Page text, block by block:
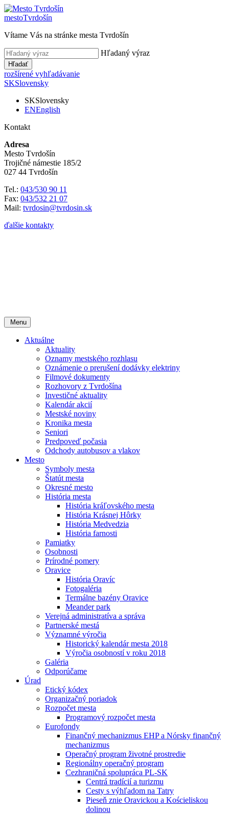
mestoTvrdošín
Vítame Vás na stránke mesta Tvrdošín
Hľadaný výraz
Hľadať
rozšírené vyhľadávanie
SKSlovensky
SKSlovensky
ENEnglish
Kontakt
Adresa
Mesto Tvrdošín
Trojičné námestie 185/2
027 44 Tvrdošín
Tel.: 043/530 90 11
Fax: 043/532 21 07
Mail: tvrdosin@tvrdosin.sk
ďalšie kontakty
Menu
Aktuálne
Aktuality
Oznamy mestského rozhlasu
Oznámenie o prerušení dodávky elektriny
Filmové dokumenty
Rozhovory z Tvrdošína
Investičné aktuality
Kalendár akcií
Mestské noviny
Kronika mesta
Seniori
Predpoveď počasia
Odchody autobusov a vlakov
Mesto
Symboly mesta
Štatút mesta
Okresné mesto
História mesta
História kráľovského mesta
História Krásnej Hôrky
História Medvedzia
História farnosti
Pamiatky
Osobnosti
Prírodné pomery
Oravice
História Oravíc
Fotogaléria
Termálne bazény Oravice
Meander park
Verejná administratíva a správa
Partnerské mestá
Významné výročia
Historický kalendár mesta 2018
Výročia osobností v roku 2018
Galéria
Odporúčame
Úrad
Etický kódex
Organizačný poriadok
Rozpočet mesta
Programový rozpočet mesta
Eurofondy
Finančný mechanizmus EHP a Nórsky finančný
mechanizmus
Operačný program životné prostredie
Regionálny operačný program
Cezhraničná spolupráca PL-SK
Centrá tradícií a turizmu
Cesty s výhľadom na Tatry
Pieseň znie Oravickou a Kościeliskou
dolinou